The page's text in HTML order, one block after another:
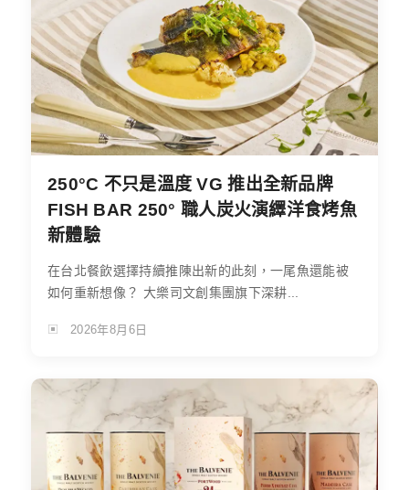
250°C 不只是溫度 VG 推出全新品牌
FISH BAR 250° 職人炭火演繹洋食烤魚
新體驗
在台北餐飲選擇持續推陳出新的此刻，一尾魚還能被
如何重新想像？ 大樂司文創集團旗下深耕...
2026年8月6日